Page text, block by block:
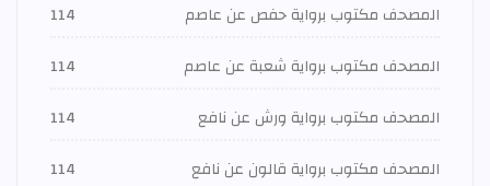
المصحف مكتوب برواية حفص عن عاصم
114
المصحف مكتوب برواية شعبة عن عاصم
114
المصحف مكتوب برواية ورش عن نافع
114
المصحف مكتوب برواية قالون عن نافع
114